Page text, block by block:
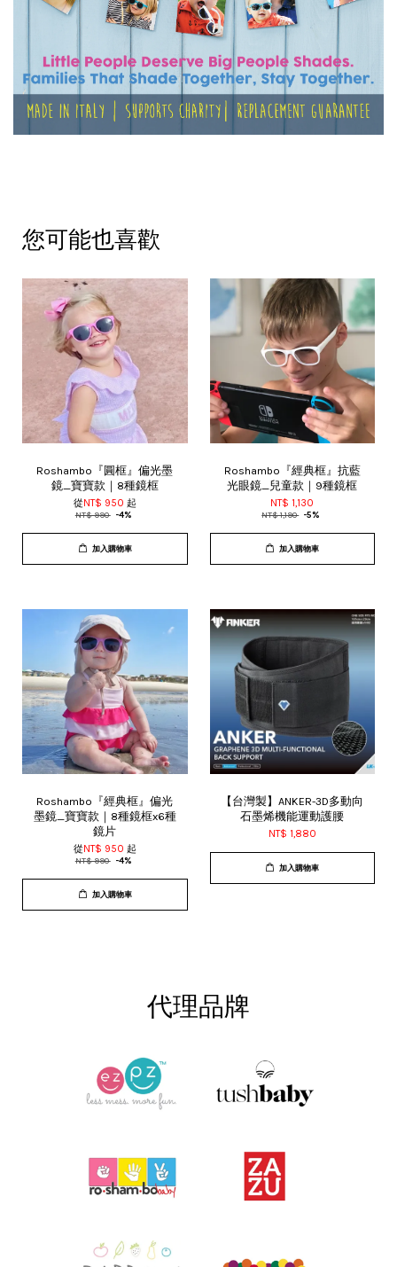
您可能也喜歡
Roshambo『圓框』偏光墨
鏡_寶寶款｜8種鏡框
從 NT$ 950 起
NT$ 990 -4%
加入購物車
Roshambo『經典框』抗藍
光眼鏡_兒童款｜9種鏡框
NT$ 1,130
NT$ 1,190 -5%
加入購物車
Roshambo『經典框』偏光
墨鏡_寶寶款｜8種鏡框x6種
鏡片
從 NT$ 950 起
NT$ 990 -4%
加入購物車
【台灣製】ANKER-3D多動向
石墨烯機能運動護腰
NT$ 1,880
加入購物車
代理品牌